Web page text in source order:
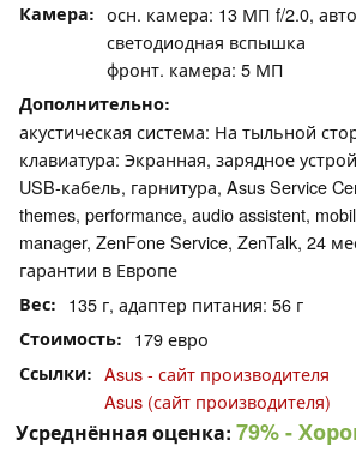
Камера
осн. камера: 13 МП f/​2.0,
светодиодная вспышка
фронт. камера: 5 МП
Дополнительно
акустическая система: На тыльной
клавиатура: Экранная, зарядное
USB-кабель, гарнитура, Asus Service
themes, performance, audio assistent,
manager, ZenFone Service, ZenTalk, 24
гарантии в Европе
Вес 135 г, адаптер питания: 56 г
Стоимость 179 евро
Ссылки
Asus - сайт производителя
Asus (сайт производителя)
Усреднённая оценка: 79%-